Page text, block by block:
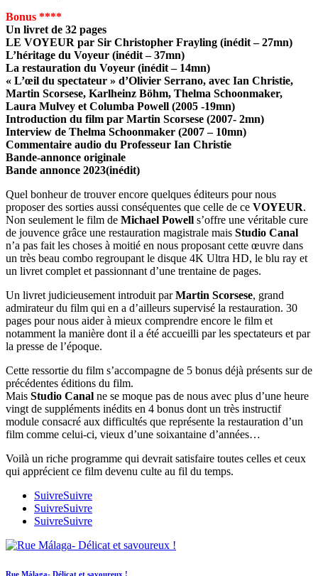
Bonus ****
Un livret de 32 pages
LE VOYEUR par Sir Christopher Frayling (inédit – 27mn)
L’héritage du Voyeur (inédit – 37mn)
La restauration du Voyeur (inédit – 14mn)
« L’œil du spectateur » d’Olivier Serrano, avec Ian Christie,
Martin Scorsese, Karlheinz Böhm, Thelma Schoonmaker,
Laura Mulvey et Columba Powell (2005 -19mn)
Introduction du film par Martin Scorsese (2007- 2mn)
Interview de Thelma Schoonmaker (2007 – 10mn)
Commentaire audio du Professeur Ian Christie
Bande-annonce originale
Bande annonce 2023(inédit)
Quel bonheur de trouver encore quelques éditeurs pour nous
proposer des sorties aussi conséquentes que celle de ce VOYEUR.
Non seulement le film de Michael Powell s’offre une véritable cure
de jouvence grâce une restauration magistrale mais Studio Canal
n’a pas fait les choses à moitié en nous proposant cette œuvre dans
un très beau combo regroupant le disque 4K Ultra HD, le blu ray et
un livret complet et passionnant d’une trentaine de pages.
Un livret judicieusement introduit parMartin Scorsese, grand
admirateur du film qui en a d’ailleurs supervisé la restauration. 30
pages pour nous aider à mieux comprendre encore le film et
notamment la manière dont il a été accueilli par les spectateurs et par
la presse de l’époque.
Cette ressortie du film s’accompagne de 5 bonus déjà présents sur de
précédentes éditions du film.
Mais Studio Canal ne se moque pas de nous avec plus d’une heure
vingt de suppléments inédits en 4 bonus dont un très instructif
module consacré aux difficultés que représente la restauration d’un
film comme celui-ci, vieux d’une soixantaine d’années…
Voilà un riche programme qui devrait satisfaire toutes celles et ceux
qui apprécient ce film devenu culte au fil du temps.
SuivreSuivre
SuivreSuivre
SuivreSuivre
Rue Málaga- Délicat et savoureux !